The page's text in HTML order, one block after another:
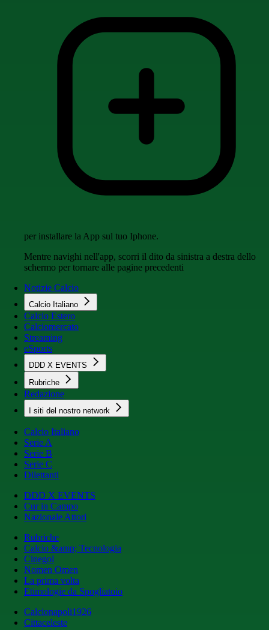
per installare la App sul tuo Iphone.
Mentre navighi nell'app, scorri il dito da sinistra a destra dello
schermo per tornare alle pagine precedenti
Notizie Calcio
Calcio Italiano
Calcio Estero
Calciomercato
Streaming
eSports
DDD X EVENTS
Rubriche
Redazione
I siti del nostro network
Calcio Italiano
Serie A
Serie B
Serie C
Dilettanti
DDD X EVENTS
Cur in Campo
Nazionale Attori
Rubriche
Calcio &amp; Tecnologia
Cinegol
Nomen Omen
La prima volta
Etimologie da Spogliatoio
Calcionapoli1926
Cittaceleste